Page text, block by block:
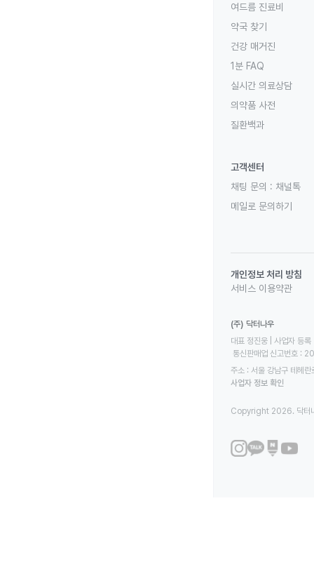
여드름 진료비
약국 찾기
건강 매거진
1분 FAQ
실시간 의료상담
의약품 사전
질환백과
고객센터
채팅 문의 : 채널톡
메일로 문의하기
개인정보 처리 방침
서비스 이용약관
(주) 닥터나우
대표 정진웅 | 사업자
통신판매업 신고번호
주소 : 서울 강남구 테헤
사업자 정보 확인
Copyright 2026. 닥터